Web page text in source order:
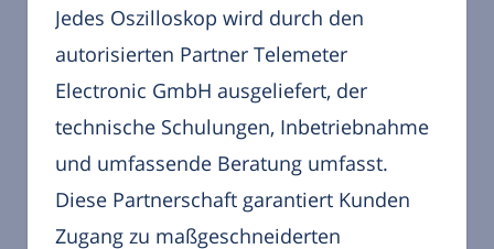
Jedes Oszilloskop wird durch den
autorisierten Partner Telemeter
Electronic GmbH ausgeliefert, der
technische Schulungen, Inbetriebnahme
und umfassende Beratung umfasst.
Diese Partnerschaft garantiert Kunden
Zugang zu maßgeschneiderten